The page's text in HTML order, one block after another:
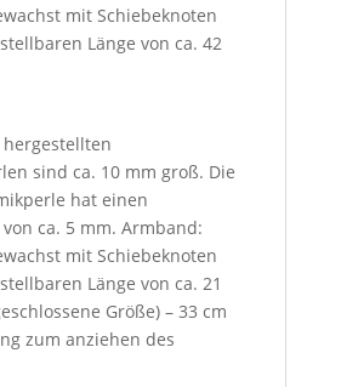
mit Schiebeknoten
Länge von ca. 42
hergestellten
sind ca. 10 mm groß. Die
hat einen
ca. 5 mm. Armband:
mit Schiebeknoten
Länge von ca. 21
Größe) – 33 cm
zum anziehen des